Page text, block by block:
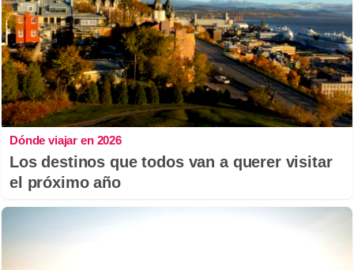
Dónde viajar en 2026
Los destinos que todos van a querer visitar
el próximo año